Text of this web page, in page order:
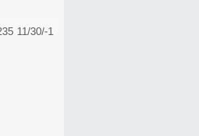
11/30/-1